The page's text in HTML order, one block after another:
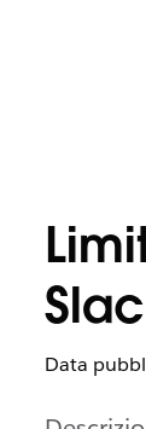
Data